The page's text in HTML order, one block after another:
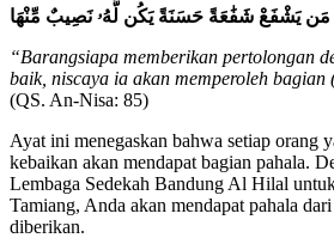
مَن يَشْفَعْ شَفَٰعَةً حَسَنَةً يَكُن لَّهُۥ نَصِيبٌ مِّنْهَا
“Barangsiapa memberikan pertolongan
baik, niscaya ia akan memperoleh
(QS. An-Nisa: 85)
Ayat ini menegaskan bahwa setiap orang
kebaikan akan mendapat bagian pahala.
Lembaga Sedekah Bandung Al Hilal
Tamiang, Anda akan mendapat pahala
diberikan.